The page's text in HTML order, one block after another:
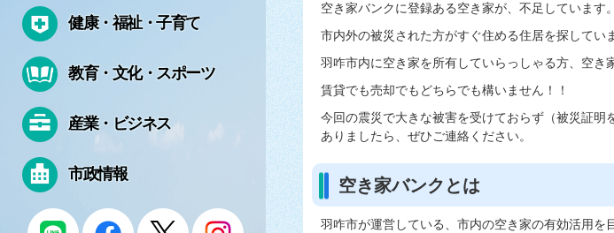
健康・福祉・子育て
教育・文化・スポーツ
産業・ビジネス
市政情報
空き家バンクに登録ある空き家が、不足しています。
市内外の被災された方がすぐ住める住居を探してい
羽咋市内に空き家を所有していらっしゃる方、空き
賃貸でも売却でもどちらでも構いません！！
今回の震災で大きな被害を受けておらず（被災証
ありましたら、ぜひご連絡ください。
空き家バンクとは
羽咋市が運営している、市内の空き家の有効活用を